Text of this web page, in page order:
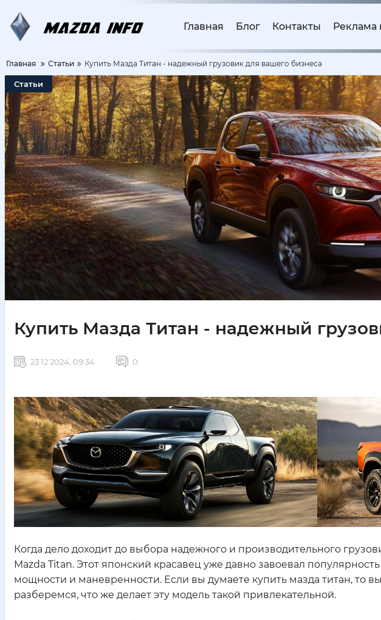
Главная Блог Контакты Реклама
Главная Статьи Купить Мазда Титан - надежный грузовик для вашего бизнеса
Статьи
Купить Мазда Титан - надежный
23 12 2024, 09:34 0
Когда дело доходит до выбора надежного и производительного
Mazda Titan. Этот японский красавец уже давно завоевал
мощности и маневренности. Если вы думаете купить мазда титан, то
разберемся, что же делает эту модель такой привлекательной.